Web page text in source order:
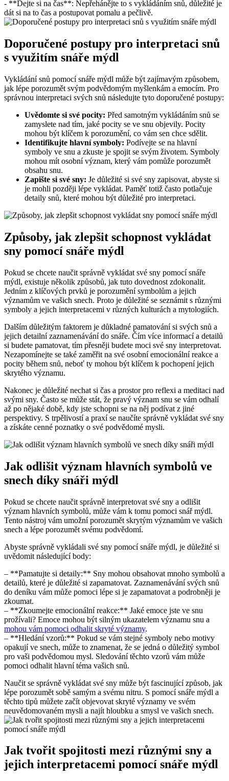
-⁣ **Dejte ‌si na čas**: Nepřehánějte ⁣to s vykládáním​ snů,⁢ důležité je
dát si​ na to ‍čas a postupovat pomalu a pečlivě.
Doporučené postupy pro interpretaci snů⁤
s využitím snáře mýdl
Vykládání ⁣snů pomocí⁤ snáře mýdl může být‍ zajímavým způsobem,
jak lépe porozumět ⁤svým podvědomým myšlenkám a emocím. Pro
správnou interpretaci svých snů následujte ​tyto doporučené postupy:
Uvědomte si své pocity: Před ‍samotným vykládáním snů se
zamyslete nad tím, jaké pocity⁣ se ve snu objevily.⁣ Pocity
mohou být ⁤klíčem k porozumění, co vám ‌sen chce sdělit.
Identifikujte⁣ hlavní ‍symboly: Podívejte ‌se na hlavní
symboly ve snu a ⁤zkuste je spojit se svým životem.⁢ Symboly
mohou‍ mít osobní význam, který‍ vám⁣ pomůže porozumět
obsahu‍ snu.
Zapište ⁤si své​ sny: Je důležité si své sny zapisovat, abyste si
je mohli později lépe vykládat. Paměť totiž často potlačuje
detaily snů, které mohou‍ být důležité ​pro interpretaci.
Způsoby, jak ⁣zlepšit schopnost vykládat
sny pomocí snáře mýdl
Pokud se chcete naučit správně vykládat své sny pomocí ⁤snáře
mýdl, ⁢existuje několik způsobů, jak tuto dovednost zdokonalit.
Jedním ⁣z klíčových prvků je porozumění symbolům ⁣a jejich
⁤významům ‌ve vašich snech. ⁢Proto je důležité se seznámit s různými⁢
symboly a jejich interpretacemi v různých kulturách a mytologiích.
Dalším ‌důležitým faktorem je důkladné pamatování si svých snů a
jejich detailní zaznamenávání do snáře. Čím více informací a detailů
si budete pamatovat, tím přesněji budete moci své sny interpretovat.
Nezapomínejte se také zaměřit na své osobní emocionální⁤ reakce a
pocity během snů, neboť ty ‌mohou​ být klíčem​ k pochopení jejich
skrytého významu.
Nakonec je⁣ důležité nechat ‌si⁣ čas ⁣a⁤ prostor pro reflexi⁢ a meditaci nad
svými sny. Často‌ se může stát, že pravý význam snu se vám odhalí
až po nějaké době,⁢ kdy jste​ schopni se na něj podívat z jiné
perspektivy. S trpělivostí‍ a praxí se naučíte správně​ vykládat ‍své sny
a získáte cenné poznatky​ o své‌ podvědomé mysli.
Jak odlišit‍ význam hlavních symbolů ve
⁢snech díky snáři mýdl
Pokud se chcete naučit správně​ interpretovat své ⁤sny a ⁢odlišit
‌význam hlavních symbolů, může‌ vám k​ tomu pomoci snář mýdl. ​
Tento ‍nástroj vám umožní⁢ porozumět skrytým významům ve ‌vašich
snech ‌a lépe porozumět svému podvědomí.
Abyste správně vykládali​ své sny pomocí snáře mýdl, je důležité si
uvědomit následující body:
– **Pamatujte si detaily:** Sny mohou ⁣obsahovat mnoho‍ symbolů a​
detailů, které je​ důležité‌ si ⁣zapamatovat. Zaznamenávání svých snů
do deníku vám‌ může pomoci lépe si je zapamatovat a podrobněji je
zkoumat.
– **Zkoumejte emocionální⁤ reakce:**⁢ Jaké​ emoce jste ve snu
prožívali? ‌Emoce ‌mohou být silným ukazatelem významu snu a ⁢
mohou vám pomoci ‍odhalit skryté významy.
– **Hledání vzorů:** Pokud se vám stejné symboly nebo ⁤motivy
opakují‍ ve snech, může to​ znamenat, že se‍ jedná o ⁢důležitý symbol‌
pro vaši podvědomou mysl. Sledování těchto vzorů vám může‌
pomoci odhalit hlavní téma ⁢vašich snů.
Naučit‌ se správně ‍vykládat ⁣své sny může ​být fascinující způsob, jak
lépe porozumět sobě ⁣samým a svému ⁢nitru. S ⁣pomocí snáře mýdl a
těchto tipů můžete začít⁤ objevovat skryté významy ve svém
neuvědomovaném mysli‌ a najít hloubku a smysl ve vašich snech.
Jak tvořit⁢ spojitosti⁤ mezi různými sny ⁣a
‍jejich interpretacemi⁤ pomocí snáře ⁣mýdl